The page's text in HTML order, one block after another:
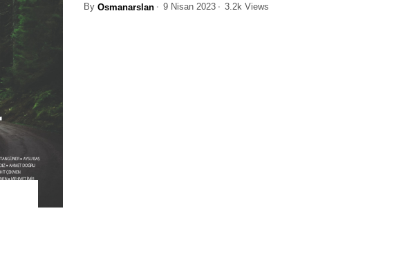
ByOsmanarslan 9 Nisan 2023 3.2k Views